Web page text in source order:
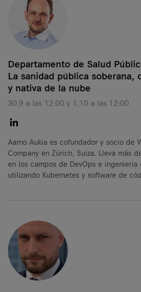
Departamento de Salud
La sanidad pública soberana,
y nativa de la nube
30,9 a las 12:00 y 1,10 a las 12:00
Aarno Aukia es cofundador y socio de
Company en Zúrich, Suiza. Lleva más
en los campos de DevOps e ingeniería
utilizando Kubernetes y software de